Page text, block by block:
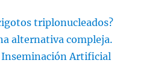
triplonucleados?
alternativa compleja.
Inseminación Artificial